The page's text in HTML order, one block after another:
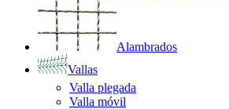
Alambrados
Vallas
Valla plegada
Valla móvil